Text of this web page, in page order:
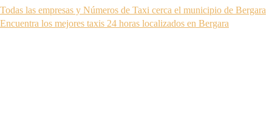
Todas las empresas y Números de Taxi cerca el municipio de Bergara
Encuentra los mejores taxis 24 horas localizados en Bergara